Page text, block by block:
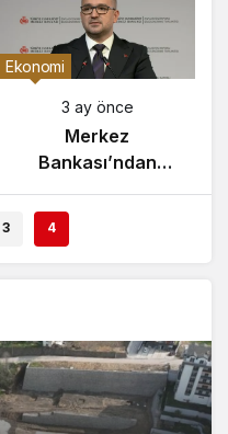
Son Dakika
3 ay önce
Çaykur Rizespor,
Beşiktaş’ı
3 4